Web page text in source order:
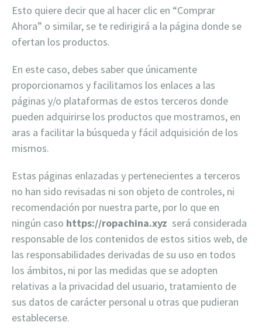
Esto quiere decir que al hacer clic en “Comprar
Ahora” o similar, se te redirigirá a la página donde se
ofertan los productos.
En este caso, debes saber que únicamente
proporcionamos y facilitamos los enlaces a las
páginas y/o plataformas de estos terceros donde
pueden adquirirse los productos que mostramos, en
aras a facilitar la búsqueda y fácil adquisición de los
mismos.
Estas páginas enlazadas y pertenecientes a terceros
no han sido revisadas ni son objeto de controles, ni
recomendación por nuestra parte, por lo que en
ningún caso https://ropachina.xyz será considerada
responsable de los contenidos de estos sitios web, de
las responsabilidades derivadas de su uso en todos
los ámbitos, ni por las medidas que se adopten
relativas a la privacidad del usuario, tratamiento de
sus datos de carácter personal u otras que pudieran
establecerse.